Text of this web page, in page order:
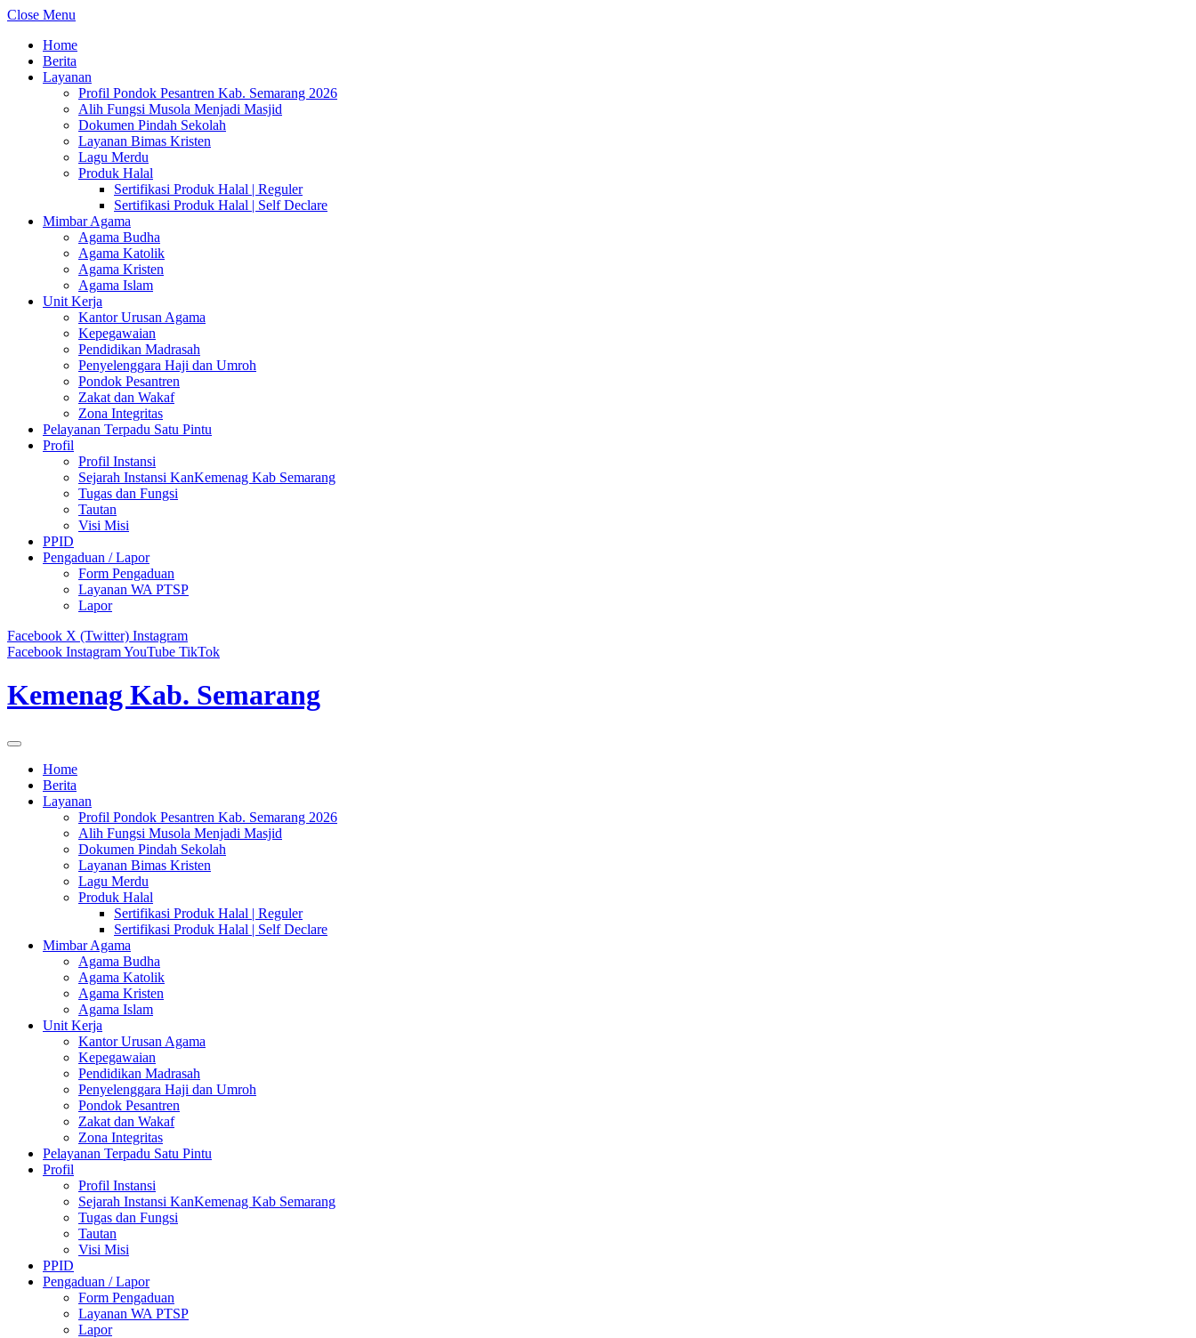
Close Menu
Home
Berita
Layanan
Profil Pondok Pesantren Kab. Semarang 2026
Alih Fungsi Musola Menjadi Masjid
Dokumen Pindah Sekolah
Layanan Bimas Kristen
Lagu Merdu
Produk Halal
Sertifikasi Produk Halal | Reguler
Sertifikasi Produk Halal | Self Declare
Mimbar Agama
Agama Budha
Agama Katolik
Agama Kristen
Agama Islam
Unit Kerja
Kantor Urusan Agama
Kepegawaian
Pendidikan Madrasah
Penyelenggara Haji dan Umroh
Pondok Pesantren
Zakat dan Wakaf
Zona Integritas
Pelayanan Terpadu Satu Pintu
Profil
Profil Instansi
Sejarah Instansi KanKemenag Kab Semarang
Tugas dan Fungsi
Tautan
Visi Misi
PPID
Pengaduan / Lapor
Form Pengaduan
Layanan WA PTSP
Lapor
Facebook X (Twitter) Instagram
Facebook InstagramYouTube TikTok
Kemenag Kab. Semarang
Home
Berita
Layanan
Profil Pondok Pesantren Kab. Semarang 2026
Alih Fungsi Musola Menjadi Masjid
Dokumen Pindah Sekolah
Layanan Bimas Kristen
Lagu Merdu
Produk Halal
Sertifikasi Produk Halal | Reguler
Sertifikasi Produk Halal | Self Declare
Mimbar Agama
Agama Budha
Agama Katolik
Agama Kristen
Agama Islam
Unit Kerja
Kantor Urusan Agama
Kepegawaian
Pendidikan Madrasah
Penyelenggara Haji dan Umroh
Pondok Pesantren
Zakat dan Wakaf
Zona Integritas
Pelayanan Terpadu Satu Pintu
Profil
Profil Instansi
Sejarah Instansi KanKemenag Kab Semarang
Tugas dan Fungsi
Tautan
Visi Misi
PPID
Pengaduan / Lapor
Form Pengaduan
Layanan WA PTSP
Lapor